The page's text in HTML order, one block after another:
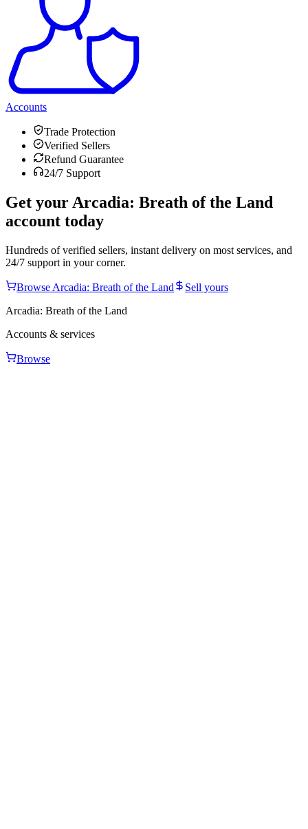
Accounts
Trade Protection
Verified Sellers
Refund Guarantee
24/7 Support
Get your Arcadia: Breath of the Land
account today
Hundreds of verified sellers, instant delivery on most services, and
24/7 support in your corner.
Browse Arcadia: Breath of the Land
Sell yours
Arcadia: Breath of the Land
Accounts & services
Browse